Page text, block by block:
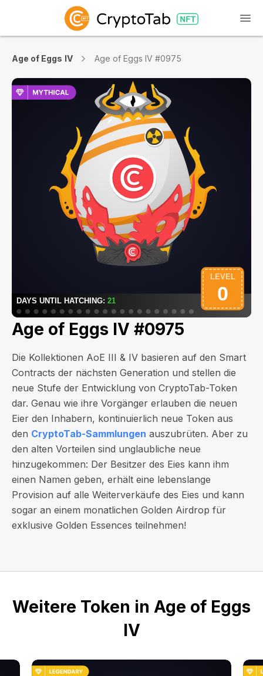
Age of Eggs IV Age of Eggs IV #0975
Age of Eggs IV #0975
Die Kollektionen AoE III & IV basieren auf den Smart
Contracts der nächsten Generation und stellen die
neue Stufe der Entwicklung von CryptoTab-Token
dar. Genau wie ihre Vorgänger erlauben die neuen
Eier den Inhabern, kontinuierlich neue Token aus
den CryptoTab-Sammlungen auszubrüten. Aber zu
den alten Vorteilen sind unglaubliche neue
hinzugekommen: Der Besitzer des Eies kann ihm
einen Namen geben, erhält eine lebenslange
Provision auf alle Weiterverkäufe des Eies und kann
sogar an einem monatlichen Golden Airdrop für
exklusive Golden Essences teilnehmen!
Weitere Token in Age of Eggs
IV